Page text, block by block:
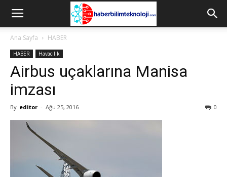
Ana Sayfa HABER
HABER Havacılık
Airbus uçaklarına Manisa
imzası
By editor - Ağu 25, 2016 0